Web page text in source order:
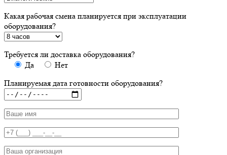
Какая рабочая смена планируется при эксплуатации
оборудования?
Требуется ли доставка оборудования?
Да
Нет
Планируемая дата готовности оборудования?